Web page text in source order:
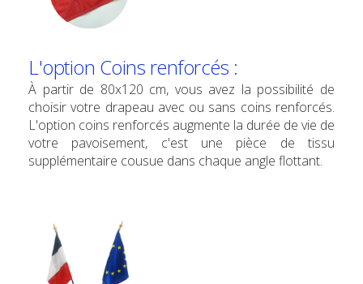
L'option Coins renforcés :
À partir de 80x120 cm, vous avez la possibilité de
choisir votre drapeau avec ou sans coins renforcés.
L'option coins renforcés augmente la durée de vie de
votre pavoisement, c'est une pièce de tissu
supplémentaire cousue dans chaque angle flottant.